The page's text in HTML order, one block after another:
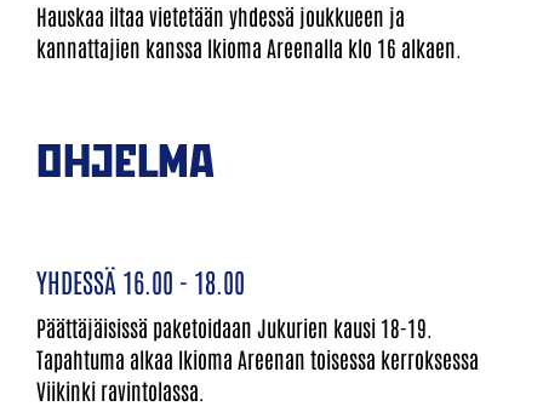
Hauskaa iltaa vietetään yhdessä joukkueen ja
kannattajien kanssa Ikioma Areenalla klo 16 alkaen.
OHJELMA
YHDESSÄ 16.00 - 18.00
Päättäjäisissä paketoidaan Jukurien kausi 18-19.
Tapahtuma alkaa Ikioma Areenan toisessa kerroksessa
Viikinki ravintolassa.